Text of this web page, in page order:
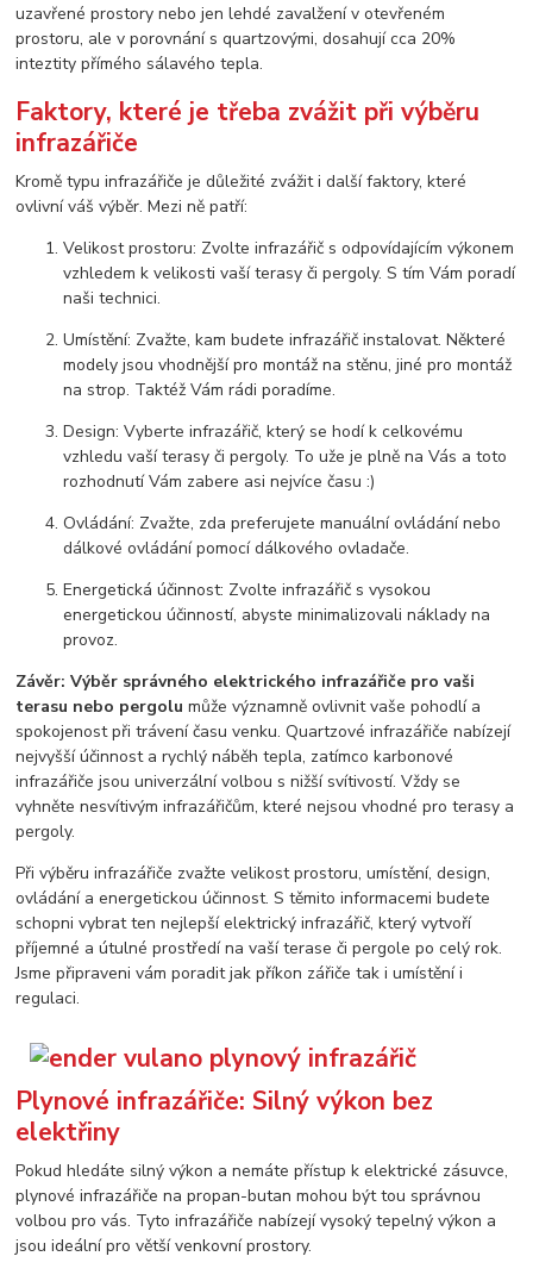
uzavřené prostory nebo jen lehdé zavalžení v otevřeném
prostoru, ale v porovnání s quartzovými, dosahují cca 20%
inteztity přímého sálavého tepla.
Faktory, které je třeba zvážit při výběru
infrazářiče
Kromě typu infrazářiče je důležité zvážit i další faktory, které
ovlivní váš výběr. Mezi ně patří:
Velikost prostoru: Zvolte infrazářič s odpovídajícím výkonem
vzhledem k velikosti vaší terasy či pergoly. S tím Vám poradí
naši technici.
Umístění: Zvažte, kam budete infrazářič instalovat. Některé
modely jsou vhodnější pro montáž na stěnu, jiné pro montáž
na strop. Taktéž Vám rádi poradíme.
Design: Vyberte infrazářič, který se hodí k celkovému
vzhledu vaší terasy či pergoly. To uže je plně na Vás a toto
rozhodnutí Vám zabere asi nejvíce času :)
Ovládání: Zvažte, zda preferujete manuální ovládání nebo
dálkové ovládání pomocí dálkového ovladače.
Energetická účinnost: Zvolte infrazářič s vysokou
energetickou účinností, abyste minimalizovali náklady na
provoz.
Závěr: Výběr správného elektrického infrazářiče pro vaši
terasu nebo pergolu může významně ovlivnit vaše pohodlí a
spokojenost při trávení času venku. Quartzové infrazářiče nabízejí
nejvyšší účinnost a rychlý náběh tepla, zatímco karbonové
infrazářiče jsou univerzální volbou s nižší svítivostí. Vždy se
vyhněte nesvítivým infrazářičům, které nejsou vhodné pro terasy a
pergoly.
Při výběru infrazářiče zvažte velikost prostoru, umístění, design,
ovládání a energetickou účinnost. S těmito informacemi budete
schopni vybrat ten nejlepší elektrický infrazářič, který vytvoří
příjemné a útulné prostředí na vaší terase či pergole po celý rok.
Jsme připraveni vám poradit jak příkon zářiče tak i umístění i
regulaci.
Plynové infrazářiče: Silný výkon bez
elektřiny
Pokud hledáte silný výkon a nemáte přístup k elektrické zásuvce,
plynové infrazářiče na propan-butan mohou být tou správnou
volbou pro vás. Tyto infrazářiče nabízejí vysoký tepelný výkon a
jsou ideální pro větší venkovní prostory.